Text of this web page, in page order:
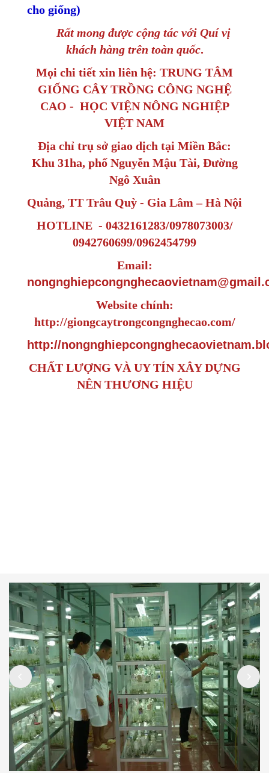
cho giống)
Rất mong được cộng tác với Quí vị
khách hàng trên toàn quốc.
Mọi chi tiết xin liên hệ: TRUNG TÂM
GIỐNG CÂY TRỒNG CÔNG NGHỆ
CAO - HỌC VIỆN NÔNG NGHIỆP
VIỆT NAM
Địa chỉ trụ sở giao dịch tại Miền Bắc:
Khu 31ha, phố Nguyễn Mậu Tài, Đường
Ngô Xuân
Quảng, TT Trâu Quỳ - Gia Lâm – Hà Nội
HOTLINE - 0432161283/0978073003/
0942760699/0962454799
Email:
Website chính:
http://giongcaytrongcongnghecao.com/
http://
CHẤT LƯỢNG VÀ UY TÍN XÂY DỰNG
NÊN THƯƠNG HIỆU